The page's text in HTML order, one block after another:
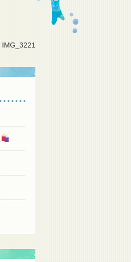
IMG_3221